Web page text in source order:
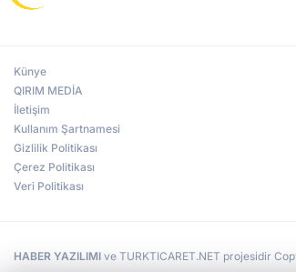
Künye
QIRIM MEDİA
İletişim
Kullanım Şartnamesi
Gizlilik Politikası
Çerez Politikası
Veri Politikası
HABER YAZILIMI ve TURKTICARET.NET projesidir